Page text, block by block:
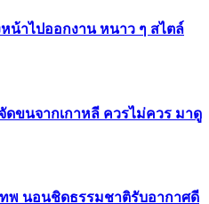
หน้าไปออกงาน หนาว ๆ สไตล์
ดขนจากเกาหลี ควรไม่ควร มาดู
พ นอนชิดธรรมชาติรับอากาศดี